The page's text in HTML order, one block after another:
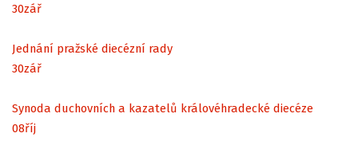
30zář
Jednání pražské diecézní rady
30zář
Synoda duchovních a kazatelů královéhradecké diecéze
08říj